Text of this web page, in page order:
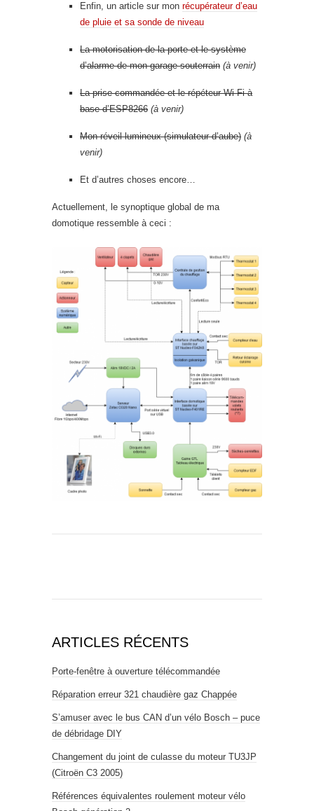
Enfin, un article sur mon récupérateur d’eau
de pluie et sa sonde de niveau
La motorisation de la porte et le système
d’alarme de mon garage souterrain (à venir)
La prise commandée et le répéteur Wi-Fi à
base d’ESP8266 (à venir)
Mon réveil lumineux (simulateur d’aube) (à
venir)
Et d’autres choses encore…
Actuellement, le synoptique global de ma
domotique ressemble à ceci :
ARTICLES RÉCENTS
Porte-fenêtre à ouverture télécommandée
Réparation erreur 321 chaudière gaz Chappée
S’amuser avec le bus CAN d’un vélo Bosch – puce
de débridage DIY
Changement du joint de culasse du moteur TU3JP
(Citroën C3 2005)
Références équivalentes roulement moteur vélo